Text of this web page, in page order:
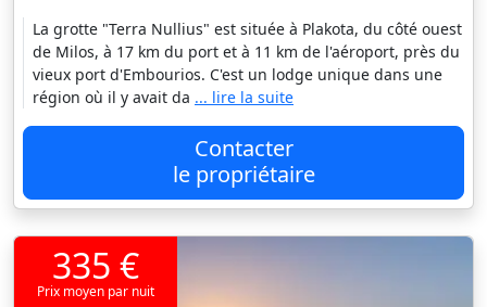
La grotte "Terra Nullius" est située à Plakota, du côté ouest
de Milos, à 17 km du port et à 11 km de l'aéroport, près du
vieux port d'Embourios. C'est un lodge unique dans une
région où il y avait da ... lire la suite
Contacter
le propriétaire
335 €
Prix moyen par nuit